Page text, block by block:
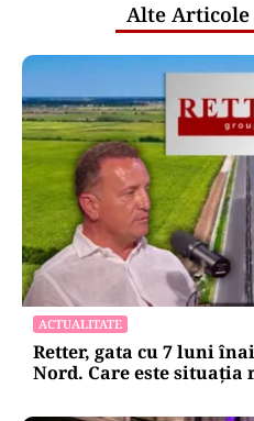
Alte
ACTUALITATE
Retter, gata cu 7 luni
Nord. Care este situația